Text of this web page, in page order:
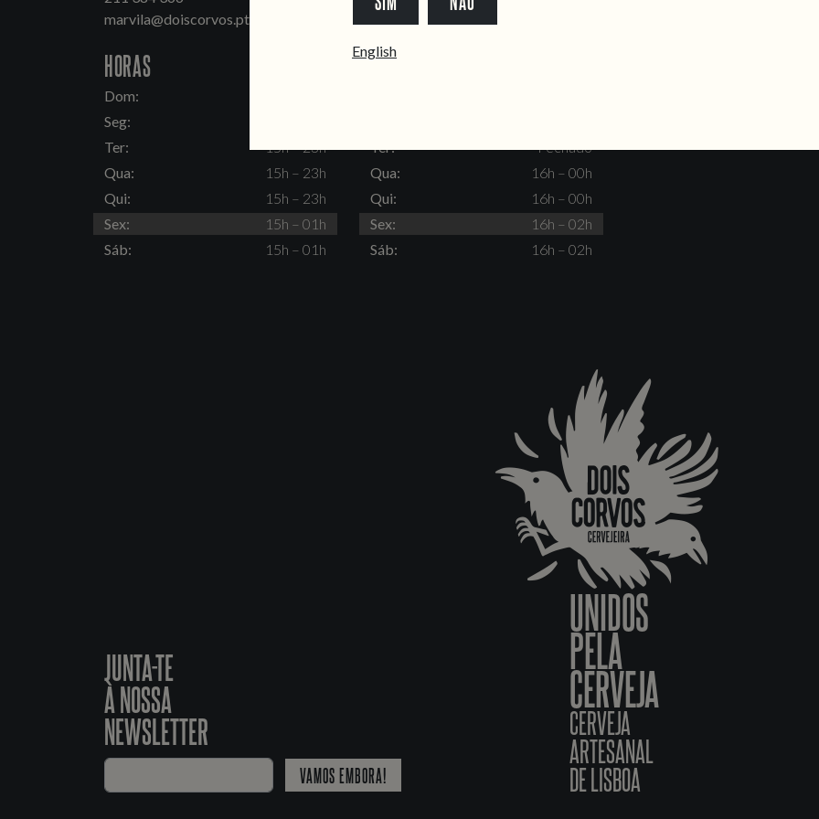
marvila@doiscorvos.pt
HORAS
Dom:
Seg:
Ter:
15h – 23h
Qua:
15h – 23h
Qui:
15h – 23h
Sex:
15h – 01h
Sáb:
15h – 01h
HORAS
Ter:
Fechado
Qua:
16h – 00h
Qui:
16h – 00h
Sex:
16h – 02h
Sáb:
16h – 02h
JUNTA-TE
À NOSSA
NEWSLETTER
VAMOS EMBORA!
UNIDOS
PELA
CERVEJA
CERVEJA
ARTESANAL
DE LISBOA
English